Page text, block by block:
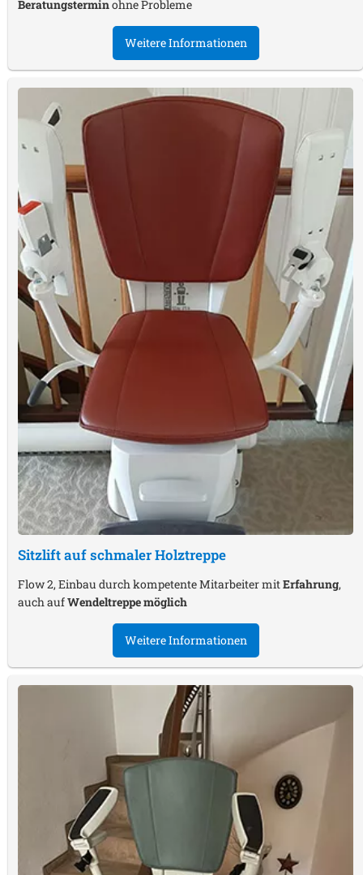
Beratungsterminohne Probleme
Weitere Informationen
Sitzlift auf schmaler Holztreppe
Flow 2, Einbau durch kompetente Mitarbeiter mitErfahrung,
auch aufWendeltreppe möglich
Weitere Informationen